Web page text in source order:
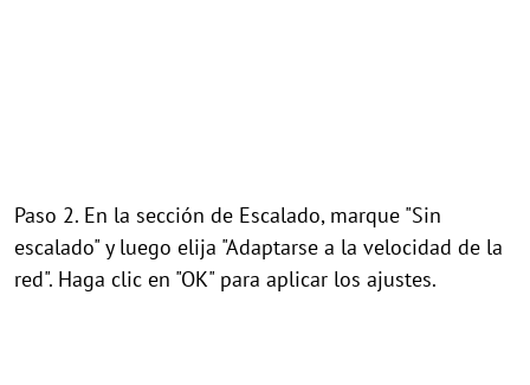
Paso 2. En la sección de Escalado, marque "Sin
escalado" y luego elija "Adaptarse a la velocidad de la
red". Haga clic en "OK" para aplicar los ajustes.